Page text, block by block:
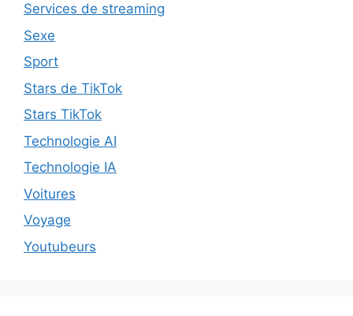
Services de streaming
Sexe
Sport
Stars de TikTok
Stars TikTok
Technologie AI
Technologie IA
Voitures
Voyage
Youtubeurs